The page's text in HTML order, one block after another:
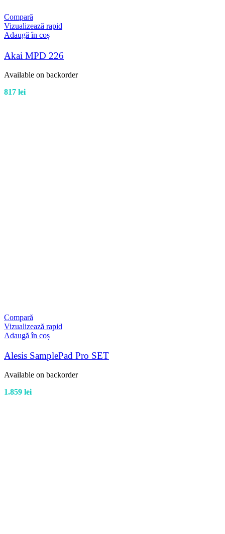
Compară
Vizualizează rapid
Adaugă în coș
Akai MPD 226
Available on backorder
817 lei
Compară
Vizualizează rapid
Adaugă în coș
Alesis SamplePad Pro SET
Available on backorder
1.859 lei